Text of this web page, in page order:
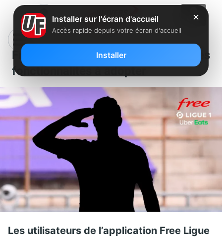
Free Ligue 1 lance deux nouvelles
fonctionnalités à adopter
Les utilisateurs de l’application Free Ligue
✕
Installer sur l'écran d'accueil
Accès rapide depuis votre écran d'accueil
Installer